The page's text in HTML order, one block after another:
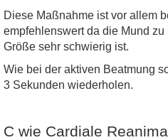
Diese Maßnahme ist vor allem
empfehlenswert da die Mund
Größe sehr schwierig ist.
Wie bei der aktiven Beatmung
3 Sekunden wiederholen.
C wie Cardiale